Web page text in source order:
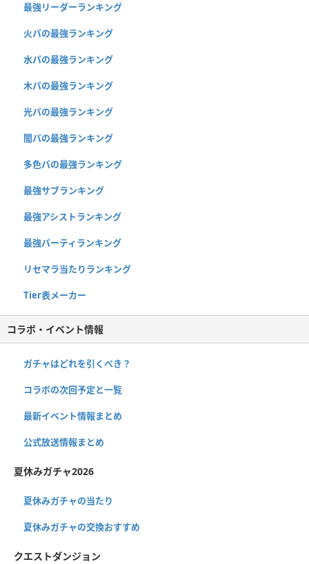
最強リーダーランキング
火パの最強ランキング
水パの最強ランキング
木パの最強ランキング
光パの最強ランキング
闇パの最強ランキング
多色パの最強ランキング
最強サブランキング
最強アシストランキング
最強パーティランキング
リセマラ当たりランキング
Tier表メーカー
コラボ・イベント情報
ガチャはどれを引くべき？
コラボの次回予定と一覧
最新イベント情報まとめ
公式放送情報まとめ
夏休みガチャ2026
夏休みガチャの当たり
夏休みガチャの交換おすすめ
クエストダンジョン